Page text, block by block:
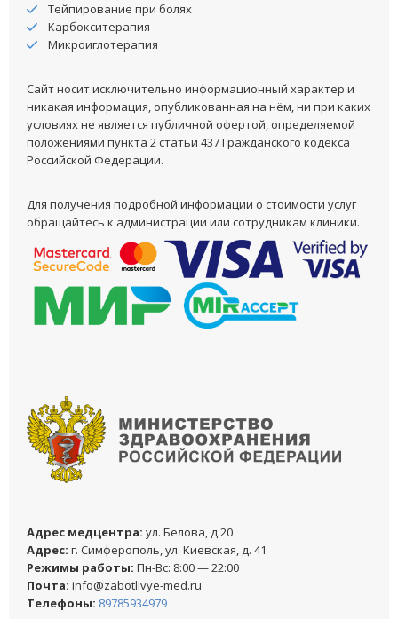
Тейпирование при болях
Карбокситерапия
Микроиглотерапия
Сайт носит исключительно информационный характер и
никакая информация, опубликованная на нём, ни при каких
условиях не является публичной офертой, определяемой
положениями пункта 2 статьи 437 Гражданского кодекса
Российской Федерации.
Для получения подробной информации о стоимости услуг
обращайтесь к администрации или сотрудникам клиники.
Адреc медцентра: ул. Белова, д.20
Адреc: г. Симферополь, ул. Киевская, д. 41
Режимы работы: Пн-Вс: 8:00 — 22:00
Почта: info@zabotlivye-med.ru
Телефоны: 89785934979